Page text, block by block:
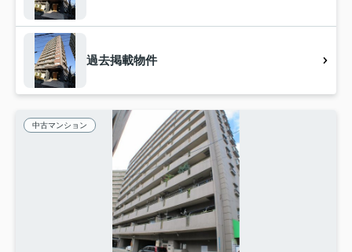
過去掲載物件
中古マンション